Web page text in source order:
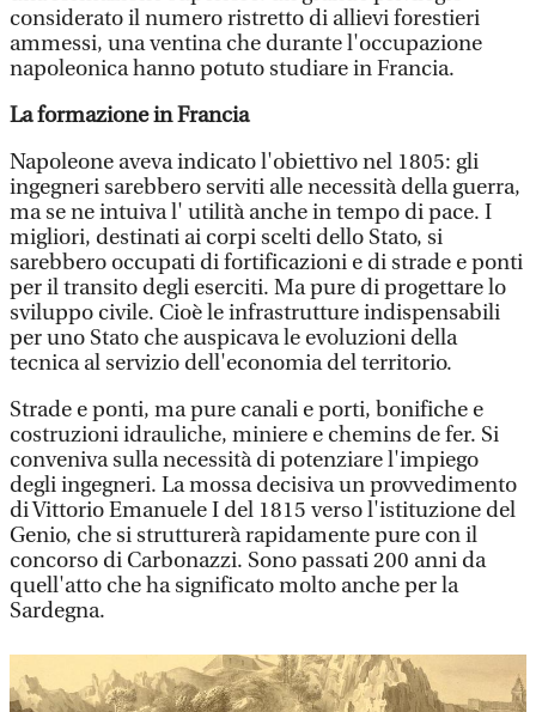
considerato il numero ristretto di allievi forestieri
ammessi, una ventina che durante l'occupazione
napoleonica hanno potuto studiare in Francia.
La formazione in Francia
Napoleone aveva indicato l'obiettivo nel 1805: gli
ingegneri sarebbero serviti alle necessità della guerra,
ma se ne intuiva l' utilità anche in tempo di pace. I
migliori, destinati ai corpi scelti dello Stato, si
sarebbero occupati di fortificazioni e di strade e ponti
per il transito degli eserciti. Ma pure di progettare lo
sviluppo civile. Cioè le infrastrutture indispensabili
per uno Stato che auspicava le evoluzioni della
tecnica al servizio dell'economia del territorio.
Strade e ponti, ma pure canali e porti, bonifiche e
costruzioni idrauliche, miniere e chemins de fer. Si
conveniva sulla necessità di potenziare l'impiego
degli ingegneri. La mossa decisiva un provvedimento
di Vittorio Emanuele I del 1815 verso l'istituzione del
Genio, che si strutturerà rapidamente pure con il
concorso di Carbonazzi. Sono passati 200 anni da
quell'atto che ha significato molto anche per la
Sardegna.